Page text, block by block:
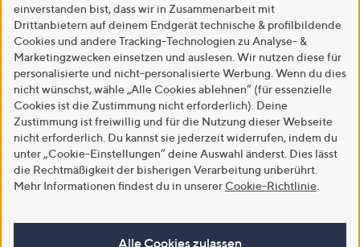
einverstanden bist, dass wir in Zusammenarbeit mit
Drittanbietern auf deinem Endgerät technische & profilbildende
Cookies und andere Tracking-Technologien zu Analyse- &
Marketingzwecken einsetzen und auslesen. Wir nutzen diese für
personalisierte und nicht-personalisierte Werbung. Wenn du dies
nicht wünschst, wähle „Alle Cookies ablehnen“ (für essenzielle
Cookies ist die Zustimmung nicht erforderlich). Deine
Zustimmung ist freiwillig und für die Nutzung dieser Webseite
nicht erforderlich. Du kannst sie jederzeit widerrufen, indem du
unter „Cookie-Einstellungen“ deine Auswahl änderst. Dies lässt
die Rechtmäßigkeit der bisherigen Verarbeitung unberührt.
Mehr Informationen findest du in unserer Cookie-Richtlinie
Alle Cookies zulassen